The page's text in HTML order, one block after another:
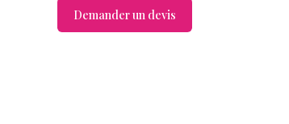
Demander un devis